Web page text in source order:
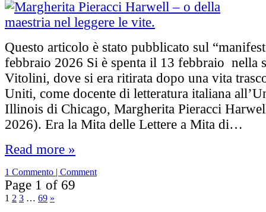
Questo articolo è stato pubblicato sul
febbraio 2026 Si è spenta il 13 febbraio nella
Vitolini, dove si era ritirata dopo una vita
Uniti, come docente di letteratura italiana
Illinois di Chicago, Margherita Pieracci
2026). Era la Mita delle Lettere a Mita di…
Read more »
1 Commento | Comment
Page 1 of 69
1 2 3 … 69 »